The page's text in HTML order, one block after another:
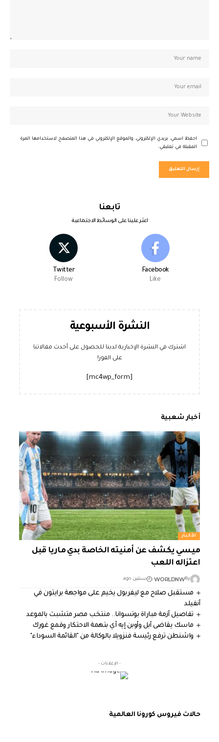
احفظ اسمي، بريدي الإلكتروني، والموقع الإلكتروني في هذا المتصفح لاستخدامها المرة
المقبلة في تعليقي.
تابعنا
اعثر علينا على الوسائط الاجتماعية
Facebook
Like
Twitter
Follow
النشرة الأسبوعية
اشترك في النشرة الإخبارية لدينا للحصول على أحدث مقالاتنا
على الفور!
أخبار شعبية
الأخبار
ميسي يكشف عن أمنيته الخاصة بدي ماريا قبل
اعتزاله اللعب
By
WORLDNW سنتين ago
مستقبل صلاح مع ليفربول يخيم على مواجهة برايتون في
أنفيلد
تفاصيل أزمة مباراة بوتسوانا.. منتخب مصر متشبث بالموعد
ماسك يقاضى أبل وأوبن إيه آي بتهمة الاحتكار وقمع غورك
واشنطن ترفع رئيسة فنزويلا بالوكالة من "القائمة السوداء"
- الإعلانات -
حالات فيروس كورونا العالمية